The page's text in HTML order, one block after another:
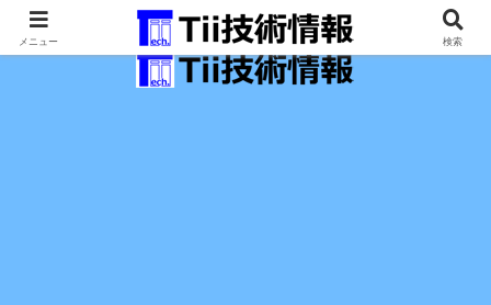
最新の科学技術の情報インフラ。
メニュー 検索